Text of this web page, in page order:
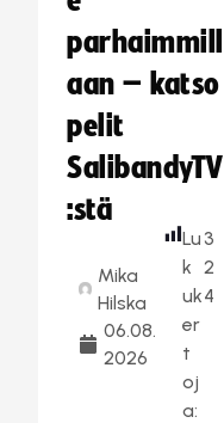
parhaimmill
aan – katso
pelit
SalibandyTV
:stä
Mika
Hilska
06.08.
2026
Lu
k
uk
er
t
oj
a:
3
2
4